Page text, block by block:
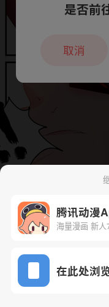
下一话
腾讯动漫
海量漫画 新
在此处浏
本章节仅
是否前
取消